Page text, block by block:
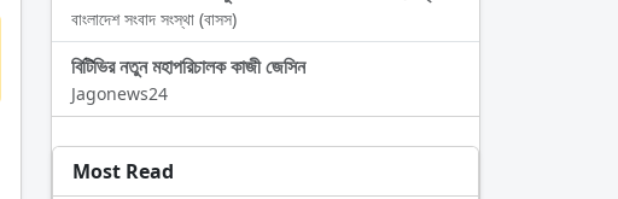
বাংলাদেশ সংবাদ সংস্থা (বাসস)
বিটিভির নতুন মহাপরিচালক কাজী জেসিন
Jagonews24
Most Read